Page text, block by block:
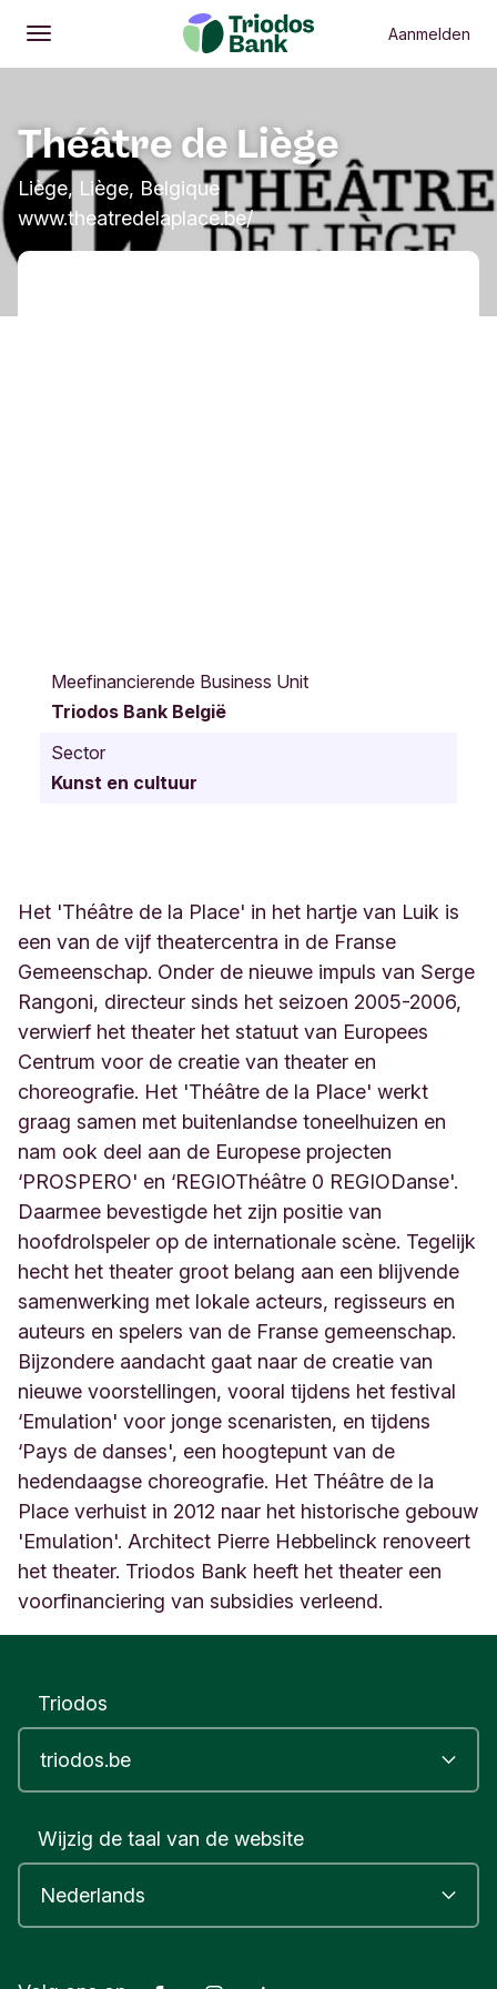
Openen
Hoofdmenu Aanmelden
Théâtre de Liège
Liège, Liège, Belgique
www.theatredelaplace.be/
e
1
L
e
L
i
è
g
e
B
e
g
i
q
e
Meefinancierende Business Unit
Triodos Bank België
Sector
Kunst en cultuur
Het 'Théâtre de la Place' in het hartje van Luik is
een van de vijf theatercentra in de Franse
Gemeenschap. Onder de nieuwe impuls van Serge
Rangoni, directeur sinds het seizoen 2005-2006,
verwierf het theater het statuut van Europees
Centrum voor de creatie van theater en
choreografie. Het 'Théâtre de la Place' werkt
graag samen met buitenlandse toneelhuizen en
nam ook deel aan de Europese projecten
‘PROSPERO' en ‘REGIOThéâtre 0 REGIODanse'.
Daarmee bevestigde het zijn positie van
hoofdrolspeler op de internationale scène. Tegelijk
hecht het theater groot belang aan een blijvende
samenwerking met lokale acteurs, regisseurs en
auteurs en spelers van de Franse gemeenschap.
Bijzondere aandacht gaat naar de creatie van
nieuwe voorstellingen, vooral tijdens het festival
‘Emulation' voor jonge scenaristen, en tijdens
‘Pays de danses', een hoogtepunt van de
hedendaagse choreografie. Het Théâtre de la
Place verhuist in 2012 naar het historische gebouw
'Emulation'. Architect Pierre Hebbelinck renoveert
het theater. Triodos Bank heeft het theater een
voorfinanciering van subsidies verleend.
Triodos
Wijzig de taal van de website